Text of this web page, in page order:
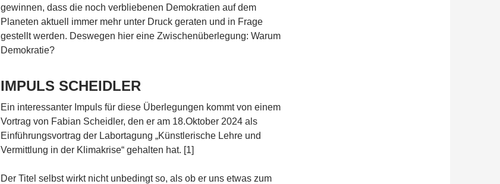
gewinnen, dass die noch verbliebenen Demokratien auf dem
Planeten aktuell immer mehr unter Druck geraten und in Frage
gestellt werden. Deswegen hier eine Zwischenüberlegung: Warum
Demokratie?
IMPULS SCHEIDLER
Ein interessanter Impuls für diese Überlegungen kommt von einem
Vortrag von Fabian Scheidler, den er am 18.Oktober 2024 als
Einführungsvortrag der Labortagung „Künstlerische Lehre und
Vermittlung in der Klimakrise“ gehalten hat. [1]
Der Titel selbst wirkt nicht unbedingt so, als ob er uns etwas zum